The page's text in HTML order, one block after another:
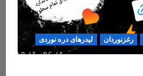
رغزنوردان لیدرهای دره نوردی